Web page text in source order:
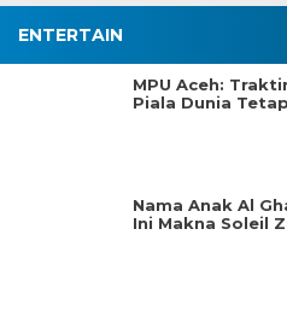
ENTERTAIN
MPU Aceh:
Piala Dunia
Nama Anak Al
Ini Makna Soleil